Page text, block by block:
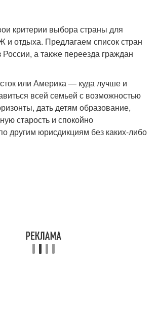
критерии выбора страны для
отдыха. Предлагаем список стран
а также переезда граждан
или Америка — куда лучше и
всей семьей с возможностью
дать детям образование,
старость и спокойно
другим юрисдикциям без каких-либо